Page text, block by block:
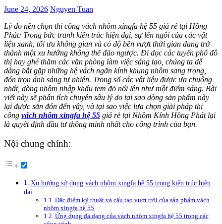
June 24, 2026 Nguyen Tuan
Lý do nên chọn thi công vách nhôm xingfa hệ 55 giá rẻ tại Hồng
Phát: Trong bức tranh kiến trúc hiện đại, sự lên ngôi của các vật
liệu xanh, tối ưu không gian và có độ bền vượt thời gian đang trở
thành một xu hướng không thể đảo ngược. Đi dọc các tuyến phố đô
thị hay ghé thăm các văn phòng làm việc sáng tạo, chúng ta dễ
dàng bắt gặp những hệ vách ngăn kính khung nhôm sang trọng,
đón trọn ánh sáng tự nhiên. Trong số các vật liệu được ưa chuộng
nhất, dòng nhôm nhập khẩu tem đỏ nổi lên như một điểm sáng. Bài
viết này sẽ phân tích chuyên sâu lý do tại sao dòng sản phẩm này
lại được săn đón đến vậy, và tại sao việc lựa chọn giải pháp thi
công vách nhôm xingfa hệ 55 giá rẻ tại Nhôm Kính Hồng Phát lại
là quyết định đầu tư thông minh nhất cho công trình của bạn.
Nội chung chính:
Xu hướng sử dụng vách nhôm xingfa hệ 55 trong kiến trúc hiện
đại
Đặc điểm kỹ thuật và cấu tạo vượt trội của sản phẩm vách
nhôm xingfa hệ 55
Ứng dụng đa dạng của vách nhôm xingfa hệ 55 trong các